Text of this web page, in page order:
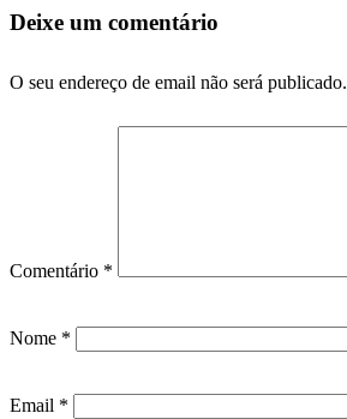
Deixe um comentário
O seu endereço de email não será publicado.
Comentário *
Nome *
Email *